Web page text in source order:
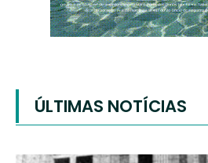
ÚLTIMAS NOTÍCIAS